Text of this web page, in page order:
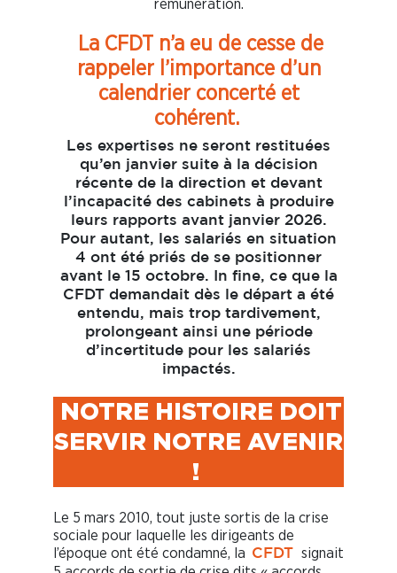
rémunération.
La CFDT n’a eu de cesse de
rappeler l’importance d’un
calendrier concerté et
cohérent.
Les expertises ne seront restituées
qu’en janvier suite à la décision
récente de la direction et devant
l’incapacité des cabinets à produire
leurs rapports avant janvier 2026.
Pour autant, les salariés en situation
4 ont été priés de se positionner
avant le 15 octobre. In fine, ce que la
CFDT demandait dès le départ a été
entendu, mais trop tardivement,
prolongeant ainsi une période
d’incertitude pour les salariés
impactés.
NOTRE HISTOIRE DOIT
SERVIR NOTRE AVENIR
!
Le 5 mars 2010, tout juste sortis de la crise
sociale pour laquelle les dirigeants de
l’époque ont été condamné, la CFDT
signait